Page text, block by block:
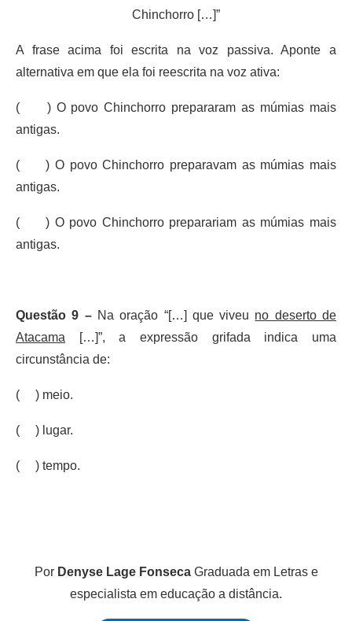
Chinchorro […]”
A frase acima foi escrita na voz passiva. Aponte a
alternativa em que ela foi reescrita na voz ativa:
( ) O povo Chinchorro prepararam as múmias mais
antigas.
( ) O povo Chinchorro preparavam as múmias mais
antigas.
( ) O povo Chinchorro preparariam as múmias mais
antigas.
Questão 9 –Na oração “[…] que viveu no deserto de
Atacama […]”, a expressão grifada indica uma
circunstância de:
( ) meio.
( ) lugar.
( ) tempo.
Por Denyse Lage Fonseca Graduada em Letras e
especialista em educação a distância.